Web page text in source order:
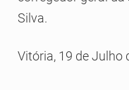
Silva.
Vitória, 19 de Julho